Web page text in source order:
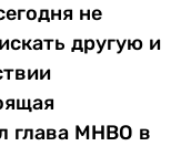
не
другую и
глава МНВО в